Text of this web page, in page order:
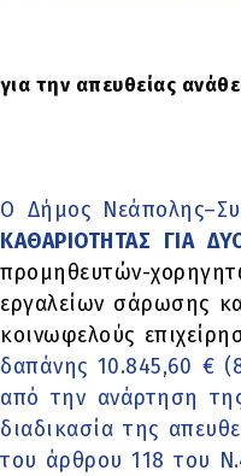
για την απευθείας
Ο Δήμος
ΚΑΘΑΡΙΟΤΗΤΑΣ ΓΙΑ
προμηθευτών-
εργαλείων σάρωσης
κοινωφελούς
δαπάνης 10.845,60 €
από την ανάρτηση
διαδικασία της
του άρθρου 118 του